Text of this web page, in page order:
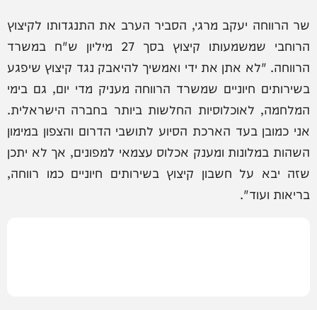
שר הרווחה יעקב מרגי, הסביר הערב את התנגדותו לקיצוץ
הרוחבי שמשמעותו קיצוץ בסך 27 מיליון ש"ח במשרד
הרווחה. "לא אתן את ידי ואמשיך להיאבק נגד קיצוץ שיפגע
בשירותים חיוניים שמשרד הרווחה מעניק מדי יום, גם בימי
המלחמה, לאוכלוסיות החלשות ביותר בחברה הישראלית.
אני כמובן בעד הארכת הסיוע לתושבי הדרום והצפון במימון
השהות במלונות ומענק אכלוס עצמאי למפונים, אך לא יתכן
שזה יבא על חשבון קיצוץ בשירותים חיוניים כמו רווחה,
בריאות ועוד".